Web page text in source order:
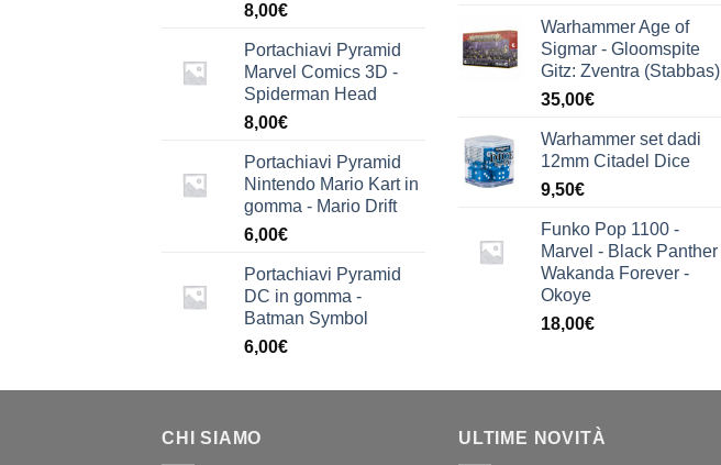
8,00€
Portachiavi Pyramid
Marvel Comics 3D -
Spiderman Head
8,00€
Portachiavi Pyramid
Nintendo Mario Kart in
gomma - Mario Drift
6,00€
Portachiavi Pyramid
DC in gomma -
Batman Symbol
6,00€
Warhammer Age of
Sigmar - Gloomspite
Gitz: Zventra (Stabbas)
35,00€
Warhammer set dadi
12mm Citadel Dice
9,50€
Funko Pop 1100 -
Marvel - Black Panther
Wakanda Forever -
Okoye
18,00€
CHI SIAMO ULTIME NOVITÀ